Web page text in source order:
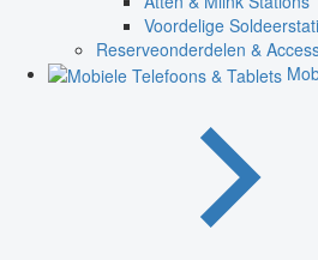
Voordelige
Reserveonderdelen &